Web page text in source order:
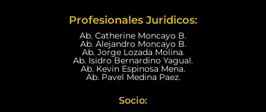
Profesionales Juridicos:
Ab. Catherine Moncayo B.
Ab. Alejandro Moncayo B.
Ab. Jorge Lozada Molina.
Ab. Isidro Bernardino Yagual.
Ab. Kevin Espinosa Mena.
Ab. Pavel Medina Paez.
Socio: